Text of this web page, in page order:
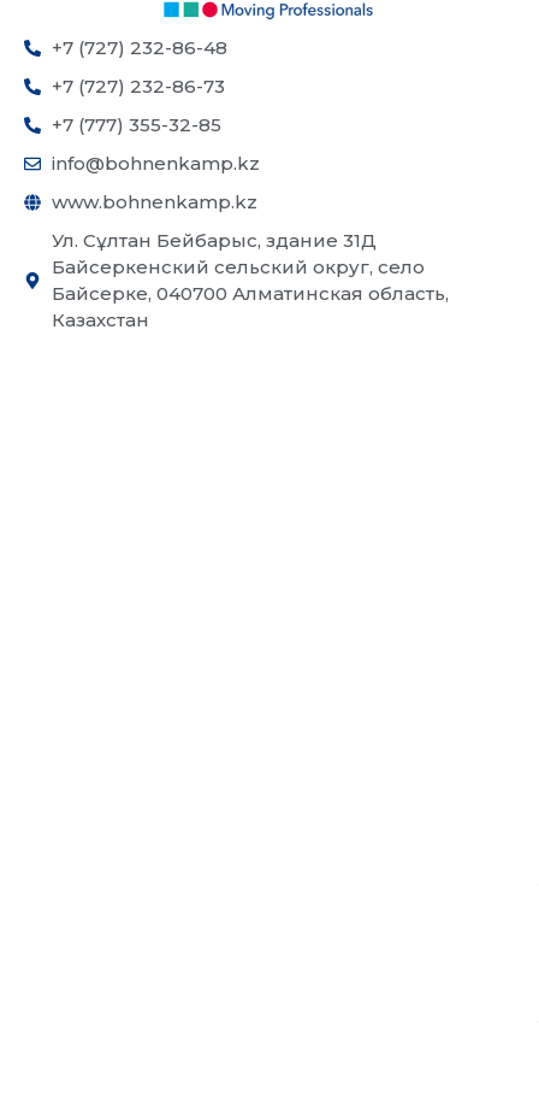
+7 (727) 232-86-48
+7 (727) 232-86-73
+7 (777) 355-32-85
info@bohnenkamp.kz
www.bohnenkamp.kz
Ул. Сұлтан Бейбарыс, здание 31Д
Байсеркенский сельский округ, село
Байсерке, 040700 Алматинская область,
Казахстан